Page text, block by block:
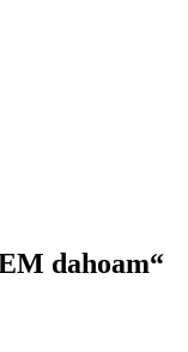
dahoam“